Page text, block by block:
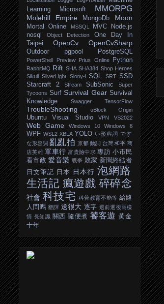
Learning
Microsoft MMORPG
Molehill Empire MongoDb Moon
Mortal Online MSSQL MVC
Node.js
nosql
Object Detection
One Day In
Taipei
OpenCv OpenCvSharp
Outdoor pgpool PostgreSQL
PowerShell Preview Prius Online Python
RabbitMQ Rift SHA SHA384 Shop Heroes
Sikuli SilverLight Slony-i SQL SRT SSD
Starcraft 2
Stream SubSonic
Super
Tycoons Surf Survival Gear Survival
Knowledge
Swagger TensorFlow
TroubleShooting uBlock Origin
Ubuntu Visual Studio VPN VS2022
Web Game Windows 10 Windows 8
WPF WSL2 XBLA YOLO い形容詞 です
な形容詞 亂亂拍 京都 動詞 台灣 和平 商
店英雄 單車行 富貴險中求 專訪 小市民
看市政 愛音樂 戰爭 敗家 新聞終結者
日文筆記
日本 日本行 泡網路
生活記 瘋遊戲 碎碎念
社會 科技宅 科普教育不能等 給路
人問嗎 翻譯 送很大 逐字 選前選後兩樣
情 長知識 關西 隨便煮 饕客遊 黃金
十年